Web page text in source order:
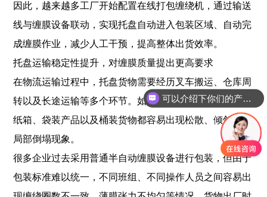
因此，越来越多工厂开始配置在线打包缠绕机，通过输送
线与缠膜设备联动，实现托盘自动进入包装区域、自动完
成缠膜作业，减少人工干预，提高整体出货效率。
托盘运输稳定性提升，对缠膜质量提出更高要求
在物流运输过程中，托盘货物需要经历叉车搬运、仓库周
转以及长途运输等多个环节。如果包装固定效果不理想，
纸箱、袋装产品以及桶装货物都容易出现松散、倾斜甚至
局部倒塌现象。
很多企业过去采用普通半自动缠膜设备进行包装，但由于
包装标准难以统一，不同班组、不同操作人员之间容易出
可以介绍下你们的产品么？